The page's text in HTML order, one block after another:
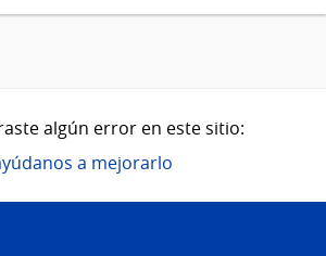
algún error en este sitio:
a mejorarlo